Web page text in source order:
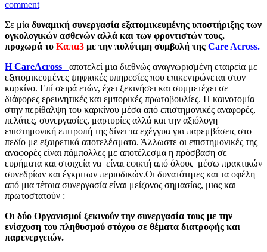
comment
Σε μία δυναμική συνεργασία εξατομικευμένης υποστήριξης των
ογκολογικών ασθενών αλλά και των φροντιστών τους,
προχωρά το Καπα3 με την πολύτιμη συμβολή της Care Across.
Η CareAcross αποτελεί μια διεθνώς αναγνωρισμένη εταιρεία με
εξατομικευμένες ψηφιακές υπηρεσίες που επικεντρώνεται στον
καρκίνο. Επί σειρά ετών, έχει ξεκινήσει και συμμετέχει σε
διάφορες ερευνητικές και εμπορικές πρωτοβουλίες. Η καινοτομία
στην περίθαλψη του καρκίνου μέσα από επιστημονικές αναφορές,
πελάτες, συνεργασίες, μαρτυρίες αλλά και την αξιόλογη
επιστημονική επιτροπή της δίνει τα εχέγγυα για παρεμβάσεις στο
πεδίο με εξαιρετικά αποτελέσματα. Άλλωστε οι επιστημονικές της
αναφορές είναι πάμπολλες με αποτέλεσμα η πρόσβαση σε
ευρήματα και στοιχεία να είναι εφικτή από όλους μέσω πρακτικών
συνεδρίων και έγκριτων περιοδικών.Οι δυνατότητες και τα οφέλη
από μια τέτοια συνεργασία είναι μείζονος σημασίας, μιας και
πρωτοστατούν :
Οι δύο Οργανισμοί ξεκινούν την συνεργασία τους με την
ενίσχυση του πληθυσμού στόχου σε θέματα διατροφής και
παρενεργειών.